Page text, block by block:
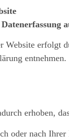
Website erfolgt
entnehmen.
erhoben,
oder nach